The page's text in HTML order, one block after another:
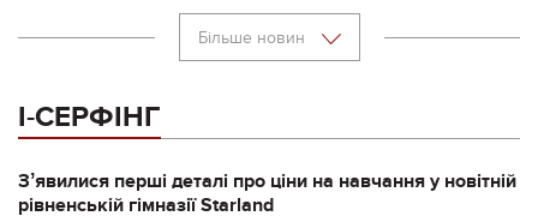
Більше новин
І-СЕРФІНГ
Зʼявилися перші деталі про ціни на навчання у новітній
рівненській гімназії Starland